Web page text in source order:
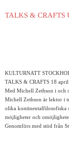
TALKS & CRAFTS
KULTURNATT
TALKS & CRAFTS 18
Med Michell Zethson i och
Michell Zethson är lektor i
olika kontinentalfilosofiska
möjligheter och
Genomförs med stöd från